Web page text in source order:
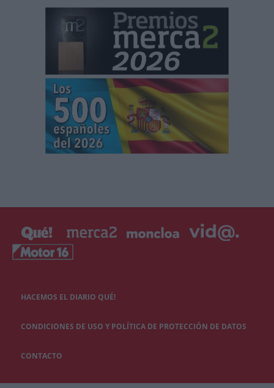
HACEMOS EL DIARIO QUÉ!
CONDICIONES DE USO Y POLÍTICA DE PROTECCIÓN DE DATOS
CONTACTO